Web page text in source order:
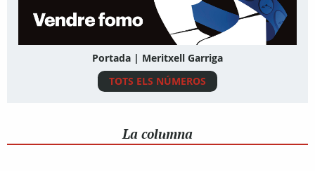
Portada | Meritxell Garriga
TOTS ELS NÚMEROS
La columna